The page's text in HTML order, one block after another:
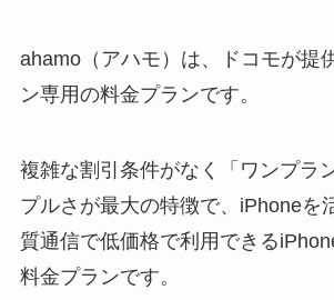
ahamo（アハモ）は、ドコモが提
ン専用の料金プランです。
複雑な割引条件がなく「ワンプラ
プルさが最大の特徴で、iPhoneを
質通信で低価格で利用できる
料金プランです。